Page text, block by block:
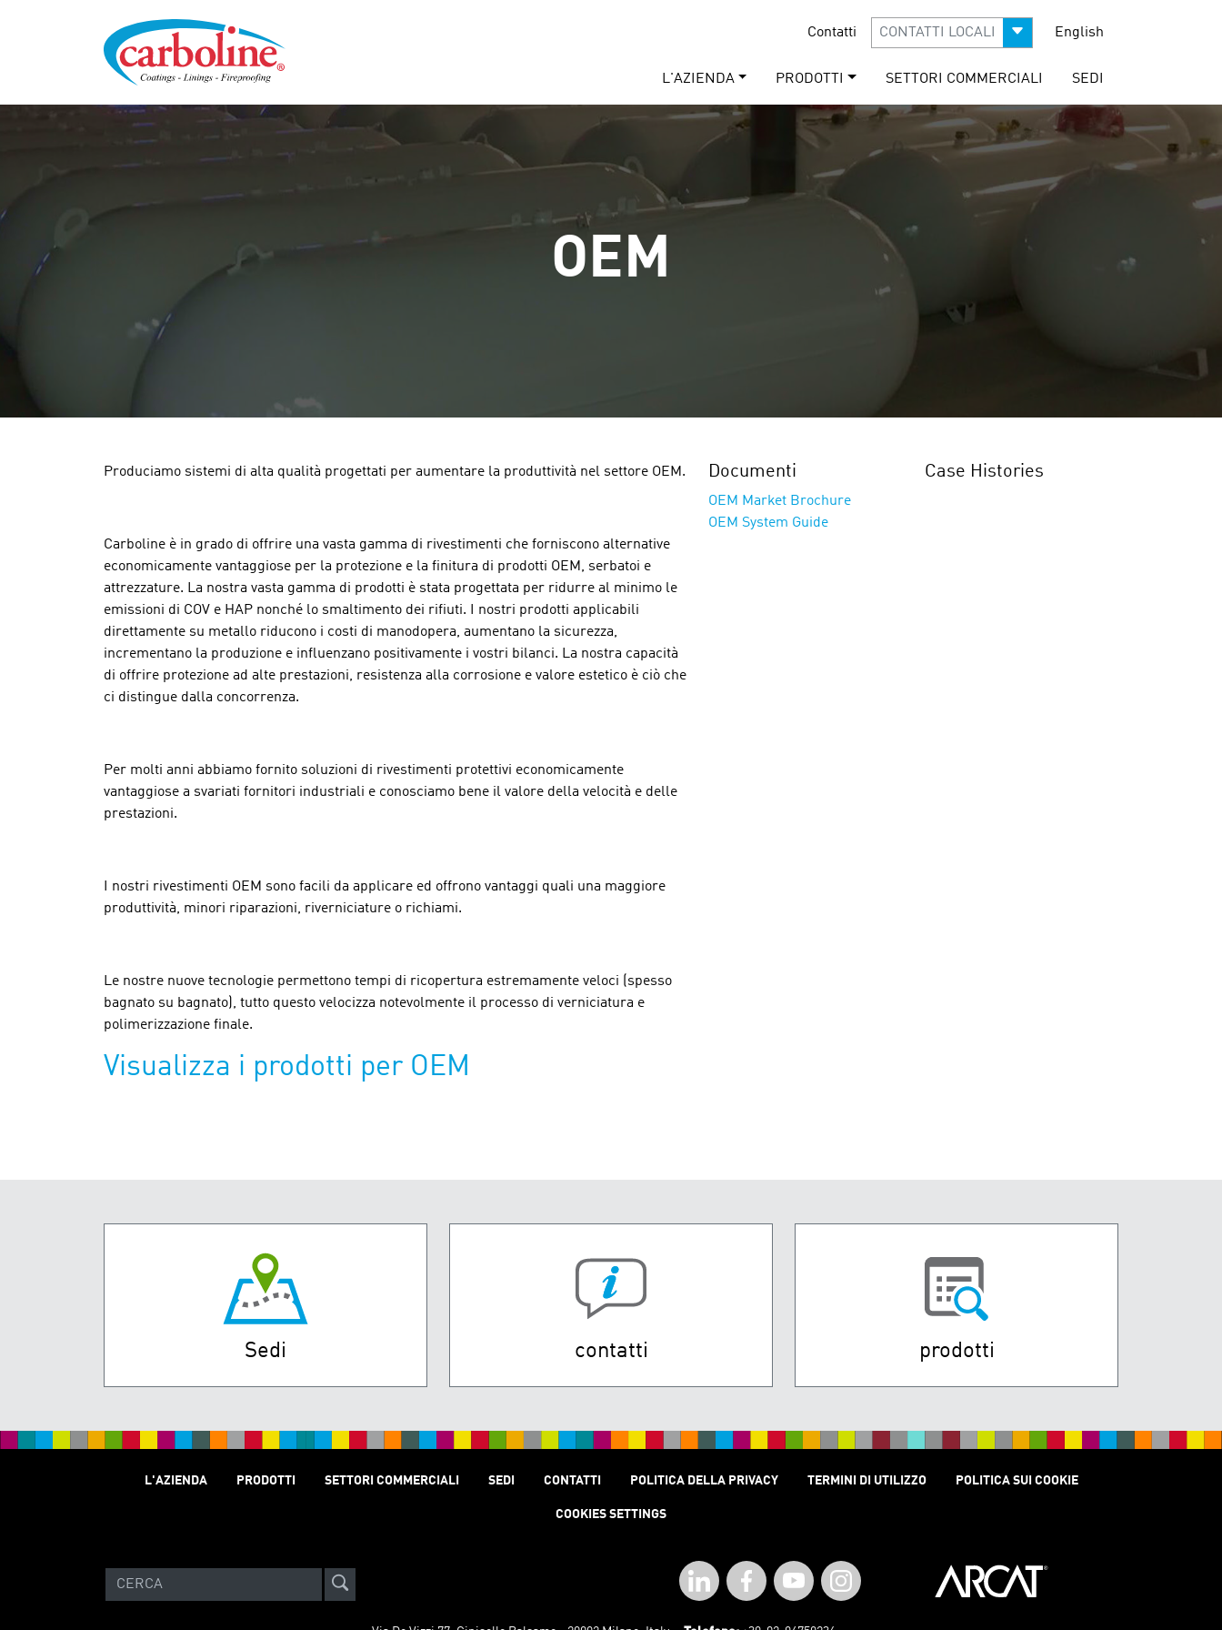
Contatti CONTATTI LOCALI English
L'AZIENDA PRODOTTI SETTORI COMMERCIALI SEDI
OEM
Produciamo sistemi di alta qualità progettati per aumentare la produttività nel settore OEM.
Carboline è in grado di offrire una vasta gamma di rivestimenti che forniscono alternative
economicamente vantaggiose per la protezione e la finitura di prodotti OEM, serbatoi e
attrezzature. La nostra vasta gamma di prodotti è stata progettata per ridurre al minimo le
emissioni di COV e HAP nonché lo smaltimento dei rifiuti. I nostri prodotti applicabili
direttamente su metallo riducono i costi di manodopera, aumentano la sicurezza,
incrementano la produzione e influenzano positivamente i vostri bilanci. La nostra capacità
di offrire protezione ad alte prestazioni, resistenza alla corrosione e valore estetico è ciò che
ci distingue dalla concorrenza.
Per molti anni abbiamo fornito soluzioni di rivestimenti protettivi economicamente
vantaggiose a svariati fornitori industriali e conosciamo bene il valore della velocità e delle
prestazioni.
I nostri rivestimenti OEM sono facili da applicare ed offrono vantaggi quali una maggiore
produttività, minori riparazioni, riverniciature o richiami.
Le nostre nuove tecnologie permettono tempi di ricopertura estremamente veloci (spesso
bagnato su bagnato), tutto questo velocizza notevolmente il processo di verniciatura e
polimerizzazione finale.
Visualizza i prodotti per OEM
Documenti
OEM Market Brochure
OEM System Guide
Case Histories
Sedi contatti prodotti
L'AZIENDA PRODOTTI SETTORI COMMERCIALI SEDI CONTATTI POLITICA DELLA PRIVACY TERMINI DI UTILIZZO POLITICA SUI COOKIE
COOKIES SETTINGS